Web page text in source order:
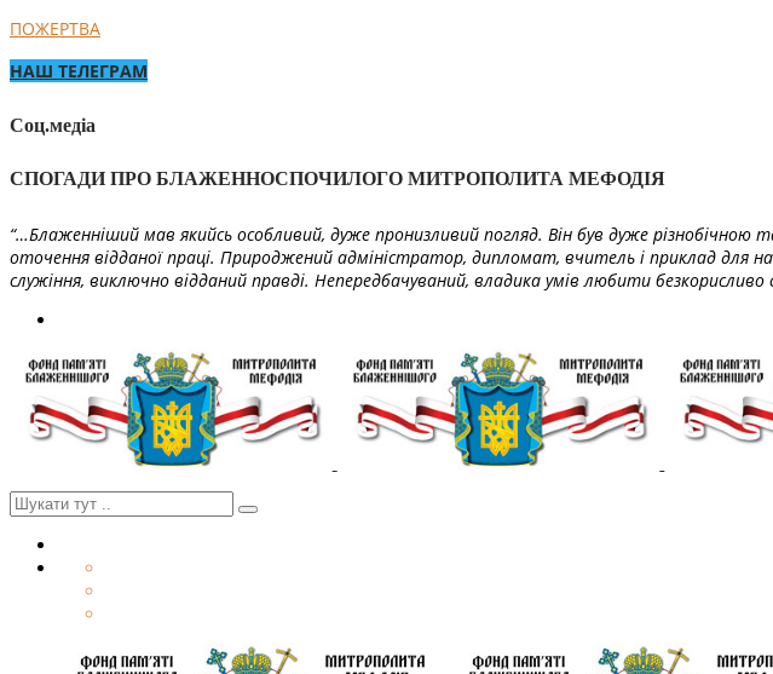
ПОЖЕРТВА
НАШ ТЕЛЕГРАМ
Соц.медіа
СПОГАДИ ПРО БЛАЖЕННОСПОЧИЛОГО МИТРОПОЛИТА МЕФОДІЯ
“…Блаженніший мав якийсь особливий, дуже пронизливий погляд. Він був дуже різнобічною
оточення відданої праці. Природжений адміністратор, дипломат, вчитель і приклад
служіння, виключно відданий правді. Непередбачуваний, владика умів любити безкорисливо